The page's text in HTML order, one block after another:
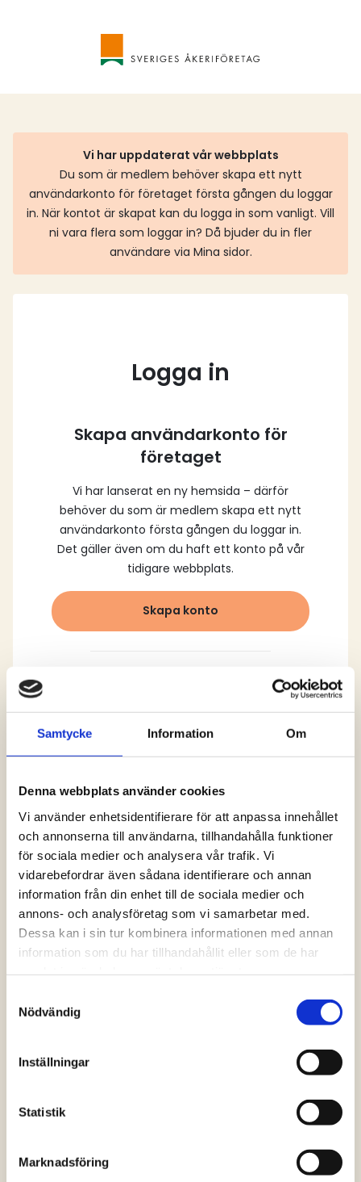
Samtycke Information Om
Denna webbplats använder cookies
Vi använder enhetsidentifierare för att anpassa innehållet
och annonserna till användarna, tillhandahålla funktioner
för sociala medier och analysera vår trafik. Vi
vidarebefordrar även sådana identifierare och annan
information från din enhet till de sociala medier och
annons- och analysföretag som vi samarbetar med.
Dessa kan i sin tur kombinera informationen med annan
information som du har tillhandahållit eller som de har
Nödvändig
Inställningar
Statistik
Marknadsföring
Vi har uppdaterat vår webbplats
Du som är medlem behöver skapa ett nytt
användarkonto för företaget första gången du loggar
in. När kontot är skapat kan du logga in som vanligt. Vill
ni vara flera som loggar in? Då bjuder du in fler
användare via Mina sidor.
Logga in
Skapa användarkonto för
företaget
Vi har lanserat en ny hemsida – därför
behöver du som är medlem skapa ett nytt
användarkonto första gången du loggar in.
Det gäller även om du haft ett konto på vår
tidigare webbplats.
Skapa konto
Logga in och ta del av allt som vår hemsida
har att erbjuda. Saknar du dina uppgifter?
lösenord” alternativt kontakta oss så hjälper
vi dig!
Logga in
Vanliga frågor och